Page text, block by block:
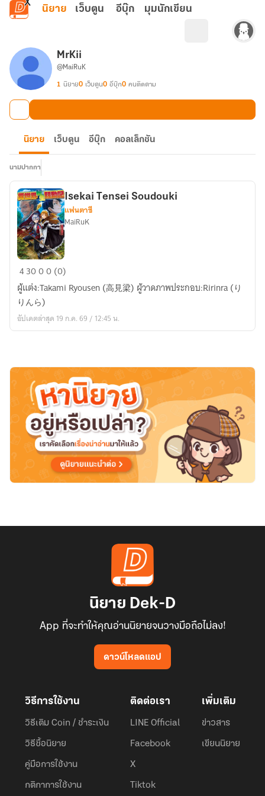
ข้ามไปยังเนื้อหาหลัก
นิยาย เว็บตูน อีบุ๊ก มุมนักเขียน
MrKii
@MaiRuK
1 นิยาย0 เว็บตูน0 อีบุ๊ก0 คนติดตาม
นิยาย เว็บตูน อีบุ๊ก คอลเล็กชัน
นามปากกา
Isekai
Tensei
Soudouki
Isekai Tensei Soudouki
แฟนตาซี
MaiRuK
43000 (0)
ผู้แต่ง:Takami Ryousen (高見梁) ผู้วาดภาพประกอบ:Ririnra (り
りんら)
อัปเดตล่าสุด 19 ก.ค. 69 / 12:45 น.
นิยาย Dek-D
App ที่จะทำให้คุณอ่านนิยายจนวางมือถือไม่ลง!
ดาวน์โหลดแอป
วิธีการใช้งาน
วิธีเติม Coin / ชำระเงิน
วิธีซื้อนิยาย
คู่มือการใช้งาน
กติกาการใช้งาน
ติดต่อเรา
LINE Official
Facebook
X
Tiktok
เพิ่มเติม
ข่าวสาร
เขียนนิยาย